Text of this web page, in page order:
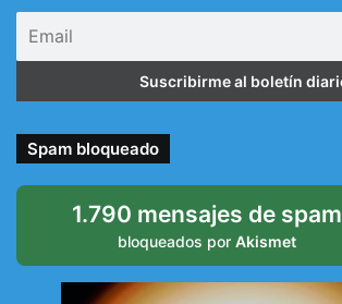
Spam bloqueado
1.790 mensajes de spam
bloqueados por Akismet